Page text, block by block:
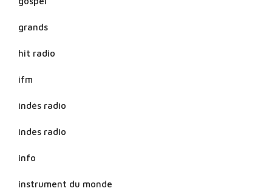
grands
hit radio
ifm
indés radio
indes radio
info
instrument du monde